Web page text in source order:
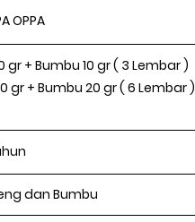
OPPA
gr + Bumbu 10 gr ( 3 Lembar )
gr + Bumbu 20 gr ( 6 Lembar )
dan Bumbu